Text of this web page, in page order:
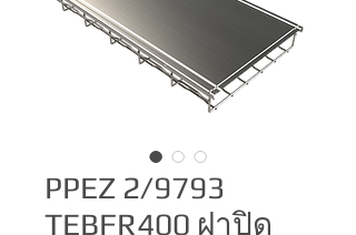
PPEZ 2/9793
TEBFR400 ฝาปิด